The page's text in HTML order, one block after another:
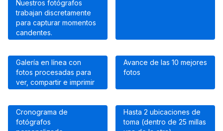
Nuestros fotógrafos
trabajan discretamente
para capturar momentos
candentes.
Galería en línea con
fotos procesadas para
ver, compartir e imprimir
Avance de las 10 mejores
fotos
Cronograma de
fotógrafos
Hasta 2 ubicaciones de
toma (dentro de 25 millas